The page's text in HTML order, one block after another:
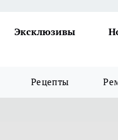
Эксклюзивы
Рецепты